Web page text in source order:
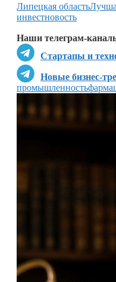
Наши телеграм-
Стартапы и
Новые бизнес-
Липецкая область
инвестновость
промышленность